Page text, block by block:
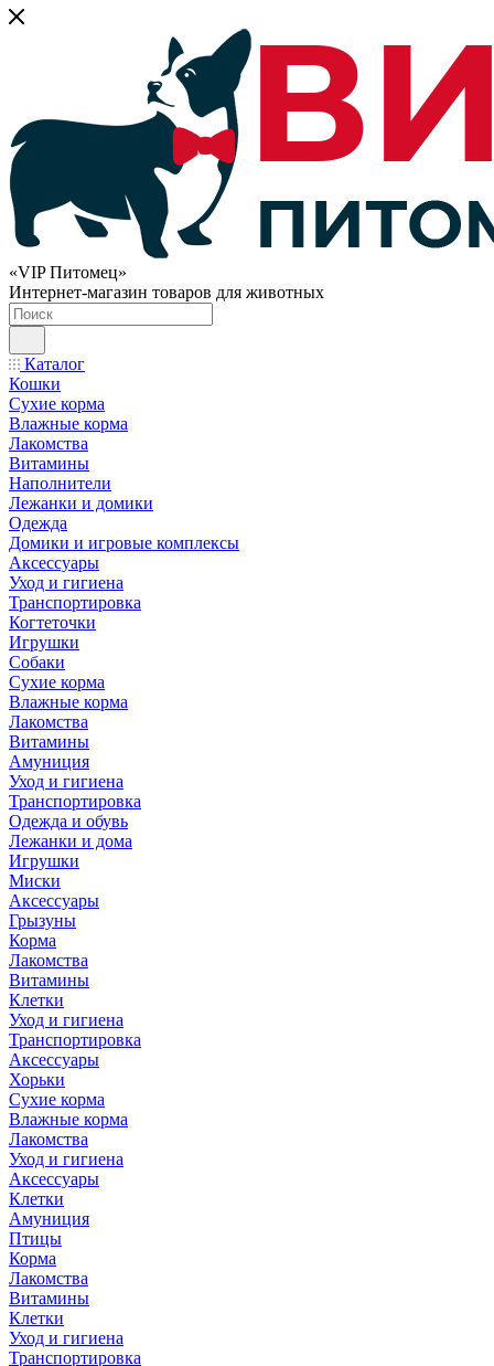
«VIP Питомец»
Интернет-магазин товаров для животных
Каталог
Кошки
Сухие корма
Влажные корма
Лакомства
Витамины
Наполнители
Лежанки и домики
Одежда
Домики и игровые комплексы
Аксессуары
Уход и гигиена
Транспортировка
Когтеточки
Игрушки
Собаки
Сухие корма
Влажные корма
Лакомства
Витамины
Амуниция
Уход и гигиена
Транспортировка
Одежда и обувь
Лежанки и дома
Игрушки
Миски
Аксессуары
Грызуны
Корма
Лакомства
Витамины
Клетки
Уход и гигиена
Транспортировка
Аксессуары
Хорьки
Сухие корма
Влажные корма
Лакомства
Уход и гигиена
Аксессуары
Клетки
Амуниция
Птицы
Корма
Лакомства
Витамины
Клетки
Уход и гигиена
Транспортировка